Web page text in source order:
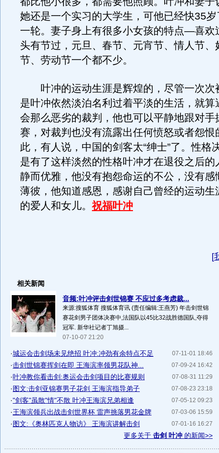
她还是一个实习的大学生，可他已经快35
一轮。妻子身上有很多小女孩的特点—喜欢
头有节过，元旦、春节、元宵节、情人节、
节、劳动节一个都不少。
叶冲的运动生涯是辉煌的，尽管一次次
是叶冲依然淡泊名利过着平淡的生活，就算
会那么恶劣的裁判，他也可以平静地跟对手
赛，对裁判也没有流露出任何愤怒或者怨恨
此，有人说，中国的剑客太“绅士”了。性格
是有了这样淡然的性格叶冲才在退役之后的
静而优雅，他没有抱怨命运的不公，没有感
薄彼，他知道感恩，感谢自己曾经的运动生
的爱人和女儿。祝福叶冲
[
相关新闻
音频:叶冲评击剑世锦赛 不应过多考虑裁...
来源:搜狐体育 搜狐体育讯 (责任编辑:王燕芳) 年击剑世锦
赛花剑男子团体决赛中,法国队以45比32战胜德国队,夺得
冠军. 新华社记者丁旭摄...
07-10-07 21:20
07-11-01 18:46
·城运会击剑场未见绝招 叶冲:冲劲有余特点不足
07-09-24 16:42
·击剑世锦赛挥剑在即 王海滨率领男花队神...
07-08-31 11:29
·叶冲教你看击剑:奥运会击剑项目的比赛规则
07-08-23 23:18
·图文:击剑亚锦赛男子花剑 王海滨指导弟子
07-05-12 09:23
·"剑客"虽散"情"不散 叶冲王海滨兄弟相逢
07-03-06 15:59
·王海滨领兵出战击剑世界杯 雷声挑落男花金牌
07-01-16 16:27
·图文:《奥林匹克人物访》 王海滨讲解击剑
更多关于 击剑 叶冲 的新闻>>